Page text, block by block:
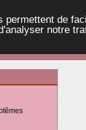
permettent de
notre